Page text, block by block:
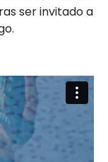
ser invitado a